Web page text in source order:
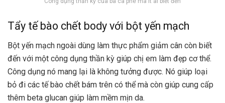
Tẩy tế bào chết body với bột yến mạch
Bột yến mạch ngoài dùng làm thực phẩm giảm cân còn biết
đến với một công dụng thần kỳ giúp chị em làm đẹp cơ thể.
Công dụng nó mang lại là không tưởng được. Nó giúp loại
bỏ đi các tế bào chết bám trên có thể mà còn giúp cung cấp
thêm beta glucan giúp làm mềm mịn da.